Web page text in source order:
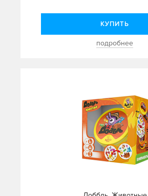
КУПИТЬ
подробнее